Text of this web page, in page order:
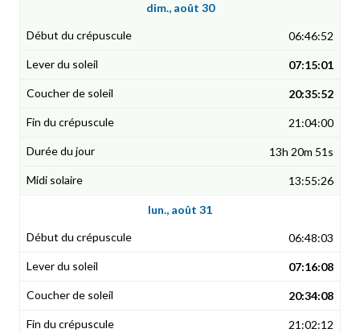
dim., août 30
06:46:52
07:15:01
20:35:52
21:04:00
13h 20m 51s
13:55:26
lun., août 31
06:48:03
07:16:08
20:34:08
21:02:12